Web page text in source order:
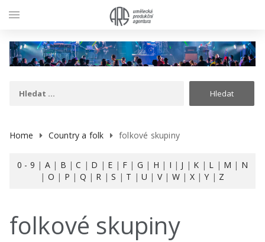
Home Country a folk folkové skupiny
0 - 9 | A| B |C | D | E | F | G | H | I | J | K | L | M | N
| O | P | Q | R |S | T |U | V| W| X|Y | Z
folkové skupiny
menu